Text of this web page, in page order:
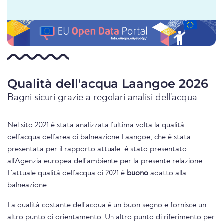
Qualità dell'acqua Laangoe 2026
Bagni sicuri grazie a regolari analisi dell'acqua
Nel sito 2021 è stata analizzata l'ultima volta la qualità
dell'acqua dell'area di balneazione Laangoe, che è stata
presentata per il rapporto attuale. è stato presentato
all'Agenzia europea dell'ambiente per la presente relazione.
L'attuale qualità dell'acqua di 2021 è buono adatto alla
balneazione.
La qualità costante dell'acqua è un buon segno e fornisce un
altro punto di orientamento. Un altro punto di riferimento per